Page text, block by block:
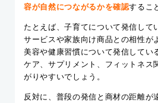
容が自然につながるかを確認するこ
たとえば、子育てについて発信して
サービスや家族向け商品との相性が
美容や健康習慣について発信してい
ケア、サプリメント、フィットネス
がりやすいでしょう。
反対に、普段の発信と商材の距離が